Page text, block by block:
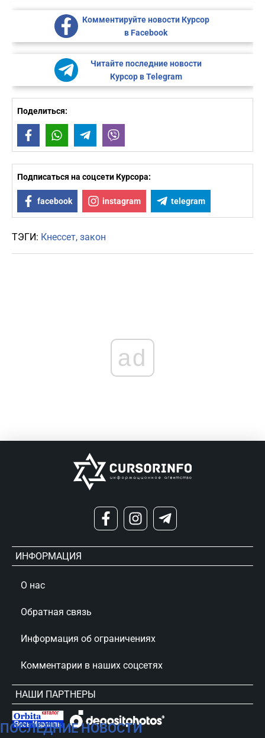
Комментируйте новости Курсор
в Facebook
Читайте последние новости
Курсор в Telegram
Поделиться:
FacebookWhatsAppTelegram
Подписаться на соцсети Курсора:
facebook instagram telegram
ТЭГИ: Кнессет закон
ПОСЛЕДНИЕ НОВОСТИ
ad
ИНФОРМАЦИЯ
О нас
Обратная связь
Информация об ограничениях
Комментарии в наших соцсетях
НАШИ ПАРТНЕРЫ